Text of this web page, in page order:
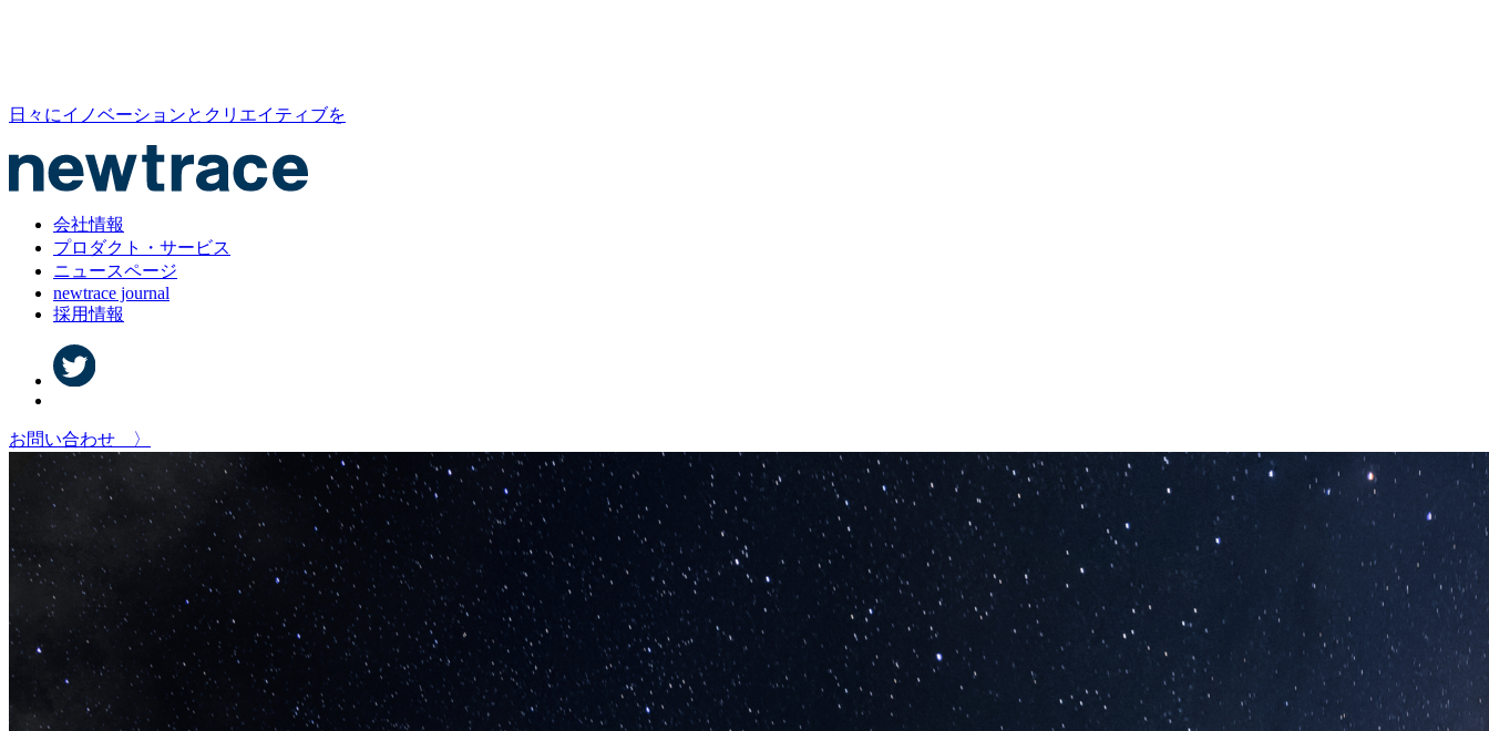
日々にイノベーションとクリエイティブを
会社情報
プロダクト・サービス
ニュースページ
newtrace journal
採用情報
お問い合わせ 〉